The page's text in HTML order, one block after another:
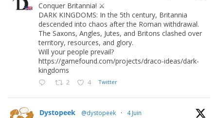
Conquer Britannia! ⚔️
DARK KINGDOMS: In the 5th century, Britannia
descended into chaos after the Roman withdrawal.
The Saxons, Angles, Jutes, and Britons clashed over
territory, resources, and glory.
Will your people prevail?
https://gamefound.com/projects/draco-ideas/dark-
kingdoms
2 4 Twitter
Dystopeek @dystopeek · 4 Juin